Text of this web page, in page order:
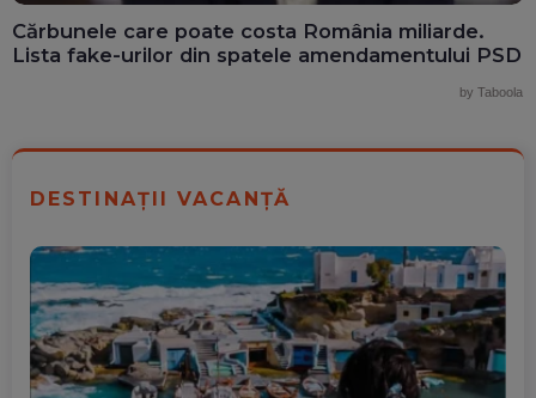
Cărbunele care poate costa România miliarde.
Lista fake-urilor din spatele amendamentului PSD
by Taboola
DESTINAȚII VACANȚĂ